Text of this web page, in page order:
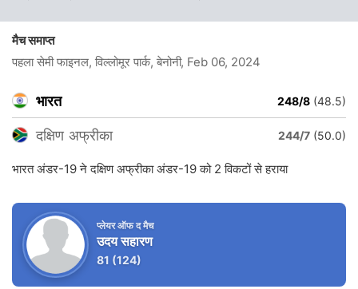
मैच समाप्त
पहला सेमी फाइनल, विल्लोमूर पार्क, बेनोनी, Feb 06, 2024
भारत 248/8 (48.5)
दक्षिण अफ्रीका 244/7 (50.0)
भारत अंडर-19 ने दक्षिण अफ्रीका अंडर-19 को 2 विकटों से हराया
प्लेयर ऑफ द मैच
उदय सहारण
81 (124)